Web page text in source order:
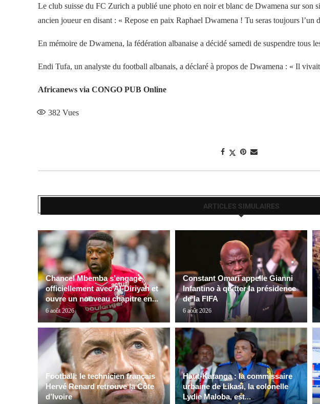
Le club suisse du FC Zurich a publié une photo en noir et blanc de Dwamena sur son
ancien joueur en disant : « Repose en paix Raphael Dwamena ! Tu seras toujours l’un
En mémoire de Dwamena, la fédération albanaise a décidé samedi de suspendre tous
Endi Tufa, un analyste du football albanais, a déclaré à propos de Dwamena : « Il
Africanews via CONGO PUB Online
382 Vues
ARTICLES SIMULAIRES
Chancel Mbemba s’engage
officiellement avec Al-Diriyah et
ouvre un nouveau chapitre en...
6 août 2026
Constant Omari appelle Gianni
Infantino à quitter la présidence
de la FIFA
6 août 2026
Football: le technicien français
Hervé Renard retrouve la Côte
d’Ivoire
Haut-Katanga : la commissaire
urbaine de Likasi, la colonelle
Lydie Maloba, est...